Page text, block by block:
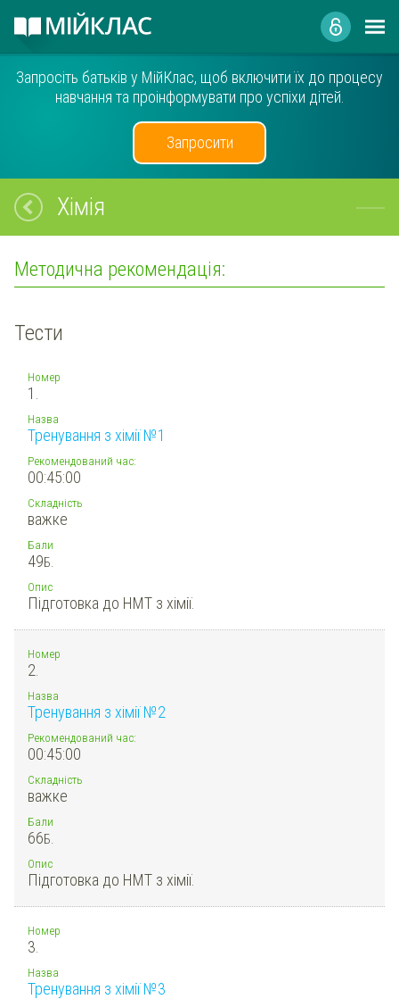
Запросіть батьків у МійКлас, щоб включити їх до процесу
навчання та проінформувати про успіхи дітей.
Запросити
Хімія
Методична рекомендація:
Тести
Номер
1.
Назва
Тренування з хімії №1
Рекомендований час:
00:45:00
Складність
важке
Бали
49Б.
Опис
Підготовка до НМТ з хімії.
Номер
2.
Назва
Тренування з хімії №2
Рекомендований час:
00:45:00
Складність
важке
Бали
66Б.
Опис
Підготовка до НМТ з хімії.
Номер
3.
Назва
Тренування з хімії №3